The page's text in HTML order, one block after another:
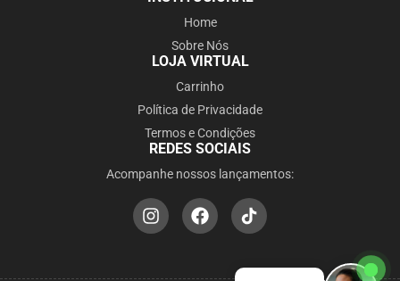
Home
Sobre Nós
LOJA VIRTUAL
Carrinho
Política de Privacidade
Termos e Condições
REDES SOCIAIS
Acompanhe nossos lançamentos: